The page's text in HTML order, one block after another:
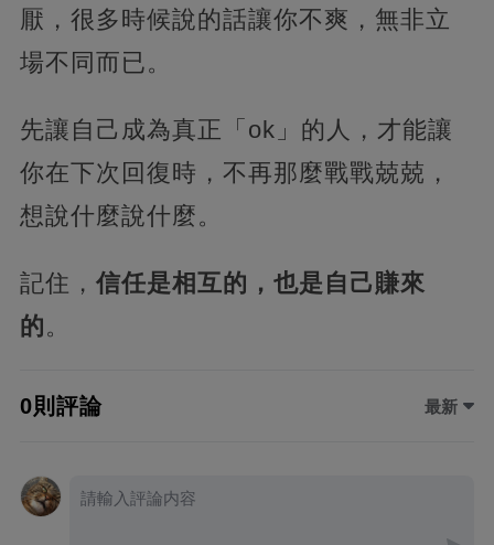
厭，很多時候說的話讓你不爽，無非立
場不同而已。
先讓自己成為真正「ok」的人，才能讓
你在下次回復時，不再那麼戰戰兢兢，
想說什麼說什麼。
記住， 信任是相互的，也是自己賺來
的。
0則評論 最新